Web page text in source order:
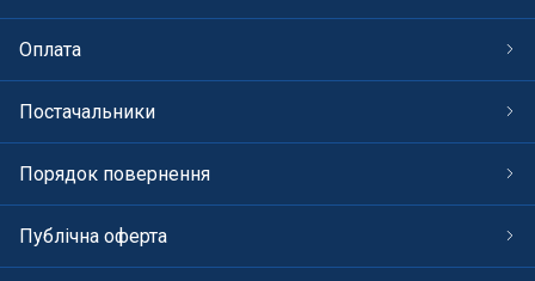
Оплата
Постачальники
Порядок повернення
Публічна оферта